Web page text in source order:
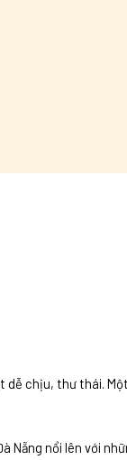
dễ chịu, thư thái.
Nẵng nổi lên với